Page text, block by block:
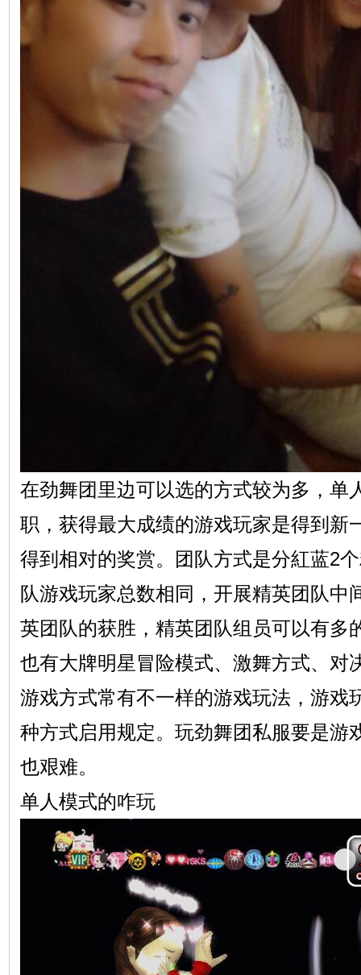
在劲舞团里边可以选的方式较为多，单
职，获得最大成绩的游戏玩家是得到新
得到相对的奖赏。团队方式是分紅蓝2
队游戏玩家总数相同，开展精英团队中
英团队的获胜，精英团队组员可以有多
也有大牌明星冒险模式、激舞方式、对
游戏方式常有不一样的游戏玩法，游戏
种方式启用规定。玩劲舞团私服要是游
也艰难。
单人模式的咋玩